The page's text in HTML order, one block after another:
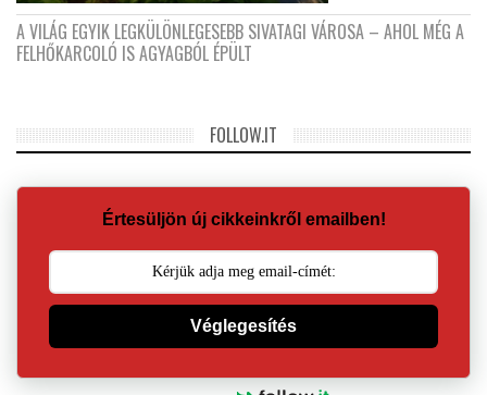
A VILÁG EGYIK LEGKÜLÖNLEGESEBB SIVATAGI VÁROSA – AHOL MÉG A
FELHŐKARCOLÓ IS AGYAGBÓL ÉPÜLT
FOLLOW.IT
Értesüljön új cikkeinkről emailben!
Véglegesítés